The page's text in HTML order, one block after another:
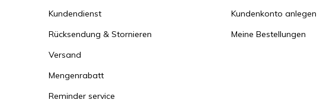
Kundendienst
Rücksendung & Stornieren
Versand
Mengenrabatt
Reminder service
Kundenkonto anlegen
Meine Bestellungen